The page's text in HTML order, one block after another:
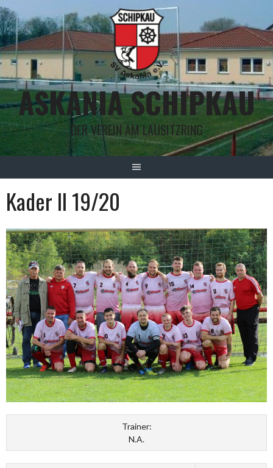
Springe
zum
Inhalt
ASKANIA SCHIPKAU
DER VEREIN AM LAUSITZRING
Kader II 19/20
Trainer:
N.A.